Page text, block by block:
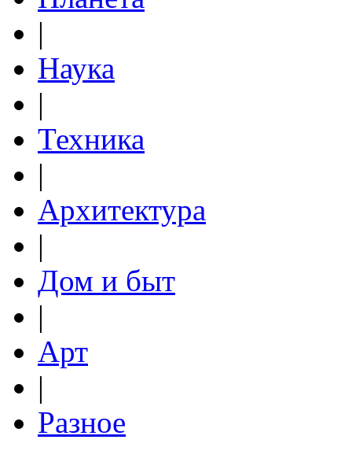
|
Наука
|
Техника
|
Архитектура
|
Дом и быт
|
Арт
|
Разное